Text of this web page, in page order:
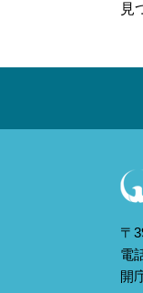
見
〒
電
開